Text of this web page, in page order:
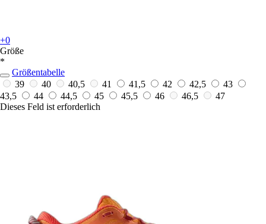
+0
Größe
*
Größentabelle
39
40 40,5 41 41,5 42 42,5
43
43,5
44 44,5 45 45,5 46 46,5
47
Dieses Feld ist erforderlich